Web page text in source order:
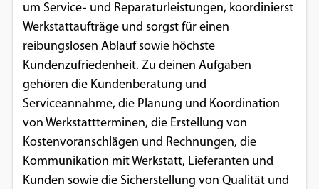
um Service- und Reparaturleistungen, koordinierst
Werkstattaufträge und sorgst für einen
reibungslosen Ablauf sowie höchste
Kundenzufriedenheit. Zu deinen Aufgaben
gehören die Kundenberatung und
Serviceannahme, die Planung und Koordination
von Werkstattterminen, die Erstellung von
Kostenvoranschlägen und Rechnungen, die
Kommunikation mit Werkstatt, Lieferanten und
Kunden sowie die Sicherstellung von Qualität und